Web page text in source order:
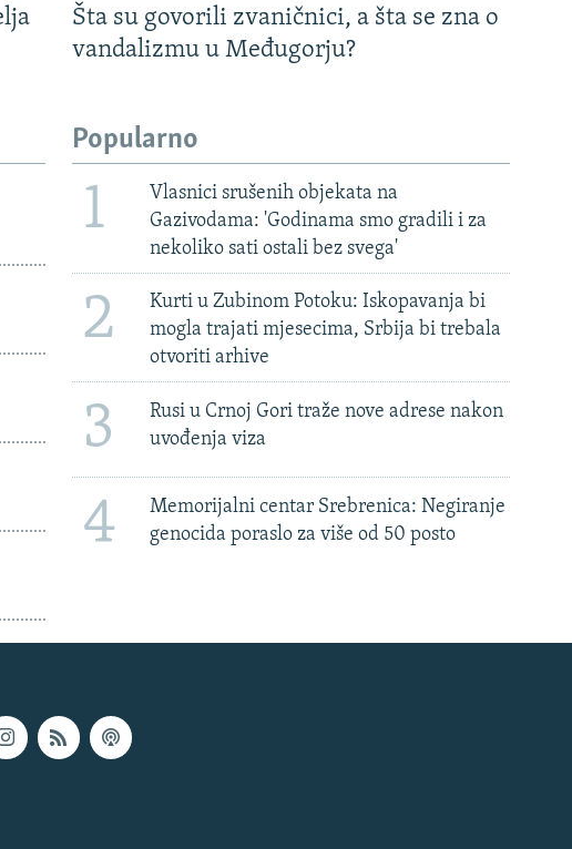
Šta su govorili zvaničnici, a šta se zna o
vandalizmu u Međugorju?
Popularno
1
Vlasnici srušenih objekata na
Gazivodama: 'Godinama smo gradili i za
nekoliko sati ostali bez svega'
2
Kurti u Zubinom Potoku: Iskopavanja bi
mogla trajati mjesecima, Srbija bi trebala
otvoriti arhive
3
Rusi u Crnoj Gori traže nove adrese nakon
uvođenja viza
4
Memorijalni centar Srebrenica: Negiranje
genocida poraslo za više od 50 posto